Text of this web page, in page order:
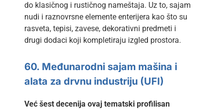
do klasičnog i rustičnog nameštaja. Uz to, sajam
nudi i raznovrsne elemente enterijera kao što su
rasveta, tepisi, zavese, dekorativni predmeti i
drugi dodaci koji kompletiraju izgled prostora.
60. Međunarodni sajam mašina i
alata za drvnu industriju (UFI)
Već šest decenija ovaj tematski profilisan